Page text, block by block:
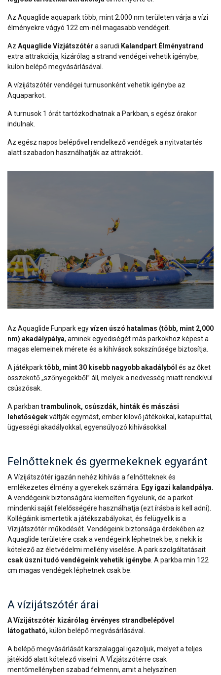
Az Aquaglide aquapark több, mint 2.000 nm területen várja a vízi
élményekre vágyó 122 cm-nél magasabb vendégeit.
Az Aquaglide Vízjátszótér a sarudi Kalandpart Élménystrand
extra attrakciója, kizárólag a strand vendégei vehetik igénybe,
külön belépő megvásárlásával.
A vízijátszótér vendégei turnusonként vehetik igénybe az
Aquaparkot.
A turnusok 1 órát tartózkodhatnak a Parkban, s egész órakor
indulnak.
Az egész napos belépővel rendelkező vendégek a nyitvatartés
alatt szabadon használhatják az attrakciót..
Az Aquaglide Funpark egyvízen úszó hatalmas (több, mint 2,000
nm) akadálypálya, aminek egyediségét más parkokhoz képest a
magas elemeinek mérete és a kihívások sokszínűsége biztosítja.
A játékparktöbb, mint 30 kisebb nagyobb akadályból és az őket
összekötő „szőnyegekből” áll, melyek a nedvesség miatt rendkívül
csúszósak.
A parkban trambulinok, csúszdák, hinták és mászási
lehetőségekváltják egymást, ember kilövő játékokkal, katapulttal,
ügyességi akadályokkal, egyensúlyozó kihívásokkal.
Felnőtteknek és gyermekeknek egyaránt
A Vízijátszótér igazán nehéz kihívás a felnőtteknek és
emlékezetes élmény a gyerekek számára.
Egy igazi kalandpálya.
A vendégeink biztonságára kiemelten figyelünk, de a parkot
mindenki saját felelősségére használhatja (ezt írásba is kell adni).
Kollégáink ismertetik a játékszabályokat, és felügyelik is a
Vízijátszótér működését. Vendégeink biztonsága érdekében az
Aquaglide területére csak a vendégeink léphetnek be, s nekik is
kötelező az életvédelmi mellény viselése. A park szolgáltatásait
csak úszni tudó vendégeink vehetik igénybe . A parkba min 122
cm magas vendégek léphetnek csak be.
A vízijátszótér árai
A Vízijátszótér kizárólag érvényes strandbelépővel
látogatható, külön belépő megvásárlásával.
A belépő megvásárlását karszalaggal igazoljuk, melyet a teljes
játékidő alatt kötelező viselni. A VÍzjátszótérre csak
mentőmellényben szabad felmenni, amit a helyszínen